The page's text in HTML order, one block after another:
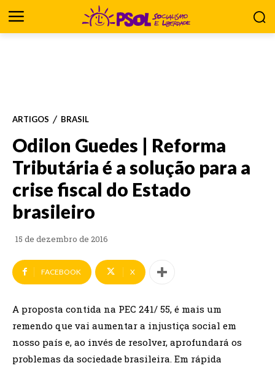
ARTIGOS BRASIL
Odilon Guedes | Reforma
Tributária é a solução para a
crise fiscal do Estado
brasileiro
15 de dezembro de 2016
FACEBOOK X
A proposta contida na PEC 241/ 55, é mais um
remendo que vai aumentar a injustiça social em
nosso país e, ao invés de resolver, aprofundará os
problemas da sociedade brasileira. Em rápida